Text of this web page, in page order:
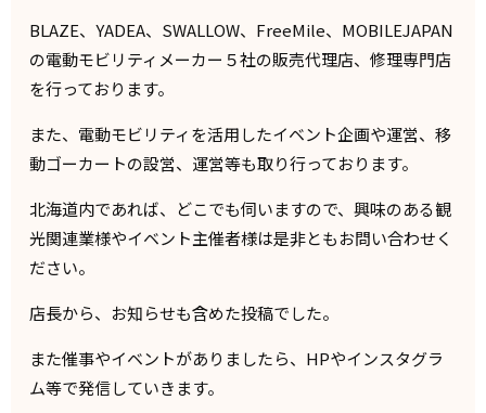
BLAZE、YADEA、SWALLOW、FreeMile、MOBILEJAPAN
の電動モビリティメーカー５社の販売代理店、修理専門店
を行っております。
また、電動モビリティを活用したイベント企画や運営、移
動ゴーカートの設営、運営等も取り行っております。
北海道内であれば、どこでも伺いますので、興味のある観
光関連業様やイベント主催者様は是非ともお問い合わせく
ださい。
店長から、お知らせも含めた投稿でした。
また催事やイベントがありましたら、HPやインスタグラ
ム等で発信していきます。